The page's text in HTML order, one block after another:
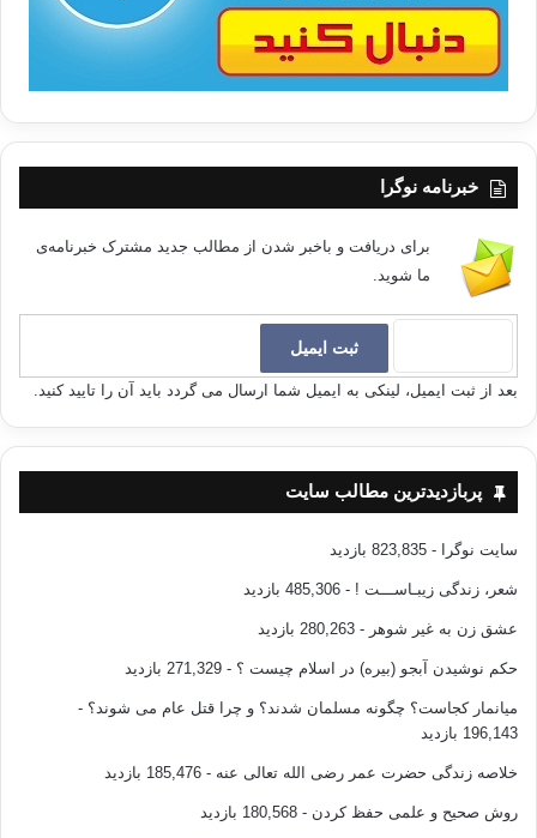
خبرنامه نوگرا
برای دریافت و باخبر شدن از مطالب جدید مشترک خبرنامه‌ی
ما شوید.
بعد از ثبت ایمیل، لینکی به ایمیل شما ارسال می گردد باید آن را تایید کنید.
پربازدیدترین مطالب سایت
سایت نوگرا - 823,835 بازدید
شعر، زندگی زیبـاســـت ! - 485,306 بازدید
عشق زن به غیر شوهر - 280,263 بازدید
حکم نوشیدن آبجو (بیره) در اسلام چیست ؟ - 271,329 بازدید
میانمار کجاست؟ چگونه مسلمان شدند؟ و چرا قتل عام می شوند؟ -
196,143 بازدید
خلاصه زندگی حضرت عمر رضی الله تعالی عنه - 185,476 بازدید
روش صحیح و علمی حفظ کردن - 180,568 بازدید